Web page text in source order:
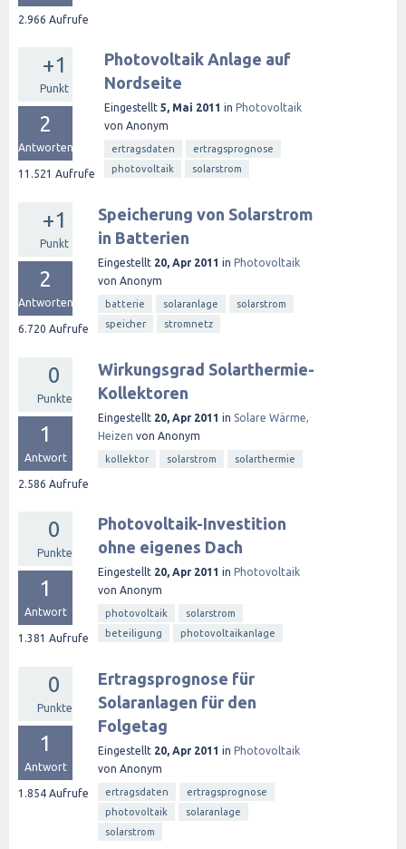
2.966 Aufrufe
+1
Punkt
2
Antworten
11.521 Aufrufe
Photovoltaik Anlage auf
Nordseite
Eingestellt 5, Mai 2011 in Photovoltaik
von Anonym
ertragsdaten
ertragsprognose
photovoltaik
solarstrom
+1
Punkt
2
Antworten
6.720 Aufrufe
Speicherung von Solarstrom
in Batterien
Eingestellt 20, Apr 2011 in Photovoltaik
von Anonym
batterie solaranlage
solarstrom
speicher
stromnetz
0
Punkte
1
Antwort
2.586 Aufrufe
Wirkungsgrad Solarthermie-
Kollektoren
Eingestellt 20, Apr 2011 in Solare Wärme,
Heizen von Anonym
kollektor solarstrom solarthermie
0
Punkte
1
Antwort
1.381 Aufrufe
Photovoltaik-Investition
ohne eigenes Dach
Eingestellt 20, Apr 2011 in Photovoltaik
von Anonym
photovoltaik
solarstrom
beteiligung
photovoltaikanlage
0
Punkte
1
Antwort
1.854 Aufrufe
Ertragsprognose für
Solaranlagen für den
Folgetag
Eingestellt 20, Apr 2011 in Photovoltaik
von Anonym
ertragsdaten
ertragsprognose
photovoltaik
solaranlage
solarstrom